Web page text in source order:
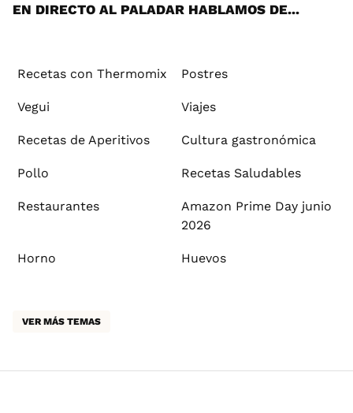
EN DIRECTO AL PALADAR HABLAMOS DE...
Recetas con Thermomix Postres
Vegui Viajes
Recetas de Aperitivos Cultura gastronómica
Pollo Recetas Saludables
Restaurantes
Amazon Prime Day junio
2026
Horno Huevos
VER MÁS TEMAS